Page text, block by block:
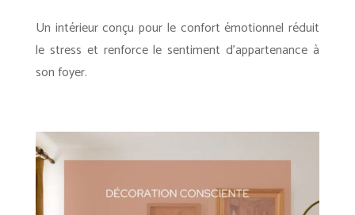
Un intérieur conçu pour le confort émotionnel réduit
le stress et renforce le sentiment d’appartenance à
son foyer.